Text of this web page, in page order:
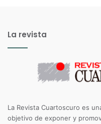
La revista
La Revista Cuartoscuro es
objetivo de exponer y